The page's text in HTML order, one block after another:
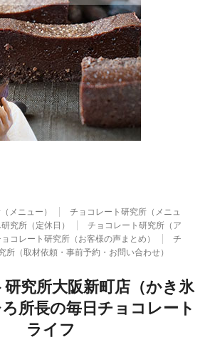
メニュー）
チョコレート研究所（メニュ
究所（定休日）
チョコレート研究所（ア
コレート研究所（お客様の声まとめ）
チ
所（取材依頼・事前予約・お問い合わせ）
究所大阪新町店（かき氷
所長の毎日チョコレート
ライフ